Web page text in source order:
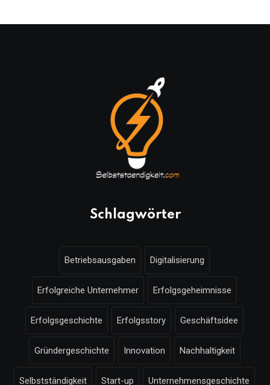
Schlagwörter
Betriebsausgaben Digitalisierung
Erfolgreiche Unternehmer Erfolgsgeheimnisse
Erfolgsgeschichte Erfolgsstory Geschäftsidee
Gründergeschichte Innovation Nachhaltigkeit
Selbstständigkeit Start-up Unternehmensgeschichte